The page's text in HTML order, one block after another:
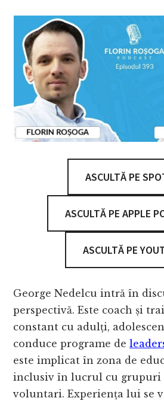
ASCULTĂ PE
ASCULTĂ PE APPLE
ASCULTĂ PE
George Nedelcu intră în
perspectivă. Este coach și
constant cu adulți,
conduce programe de
este implicat în zona de
inclusiv în lucrul cu grupuri
voluntari. Experiența lui se